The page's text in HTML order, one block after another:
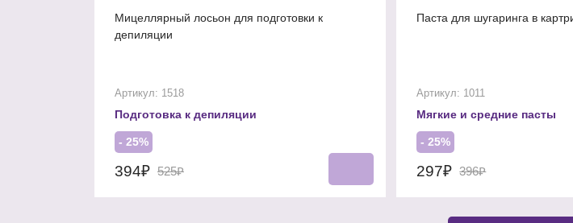
Мицеллярный лосьон для подготовки к
депиляции
Артикул: 1518
Подготовка к депиляции
- 25%
394₽ 525₽
Паста для шугаринга в
Артикул: 1011
Мягкие и средние пасты
- 25%
297₽ 396₽